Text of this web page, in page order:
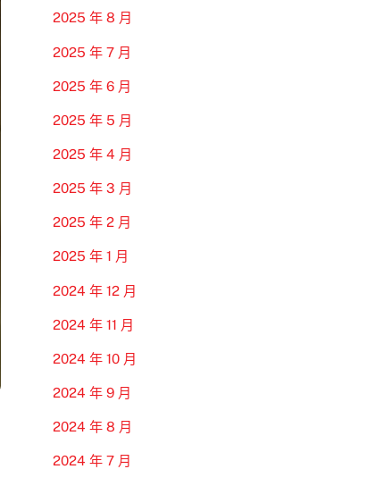
2025 年 8 月
2025 年 7 月
2025 年 6 月
2025 年 5 月
2025 年 4 月
2025 年 3 月
2025 年 2 月
2025 年 1 月
2024 年 12 月
2024 年 11 月
2024 年 10 月
2024 年 9 月
2024 年 8 月
2024 年 7 月